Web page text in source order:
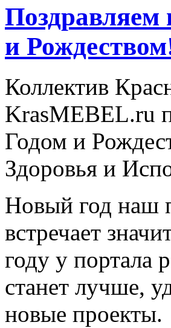
Поздравляем
и
Коллектив
KrasMEBEL.ru
Годом и
Здоровья и
Новый год наш
встречает
году у портала
станет лучше,
новые проекты.